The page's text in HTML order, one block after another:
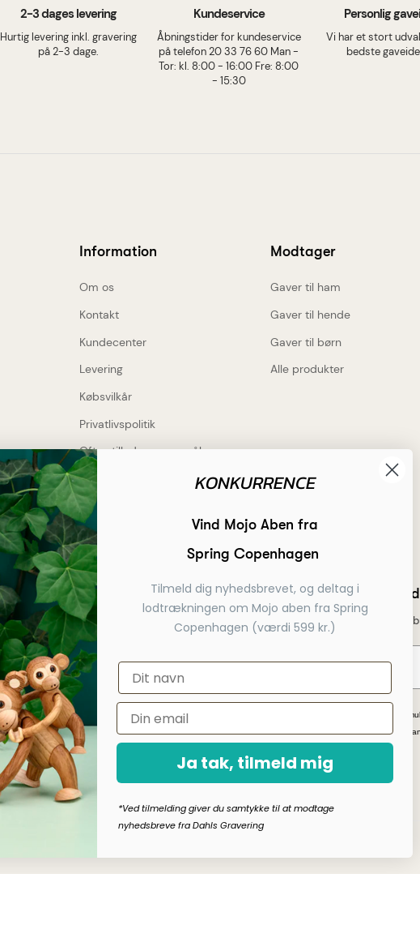
2-3 dages levering
Hurtig levering inkl. gravering
på 2-3 dage.
Kundeservice
Åbningstider for kundeservice
på telefon 20 33 76 60 Man -
Tor: kl. 8:00 - 16:00 Fre: 8:00
- 15:30
Personlig
Vi har et stort
bedste
Information
Om os
Kontakt
Kundecenter
Levering
Købsvilkår
Privatlivspolitik
Ofte stillede spørgsmål
Dine fordele
Gratis gravering på alt
2-3 dags levering
Sikker betaling
Kundeservice telefon
Dansk webshop
Modtager
Gaver til ham
Gaver til hende
Gaver til børn
Alle produkter
Inspiration
Tilmeld dig
Få nyheder, tips og
*Ved at indsende denne
kampagnetilbud. Afmelding
KONKURRENCE
Vind Mojo Aben fra
Spring Copenhagen
Tilmeld dig nyhedsbrevet, og deltag i
lodtrækningen om Mojo aben fra Spring
Copenhagen (værdi 599 kr.)
Ja tak, tilmeld mig
*Ved tilmelding giver du samtykke til at modtage
nyhedsbreve fra Dahls Gravering